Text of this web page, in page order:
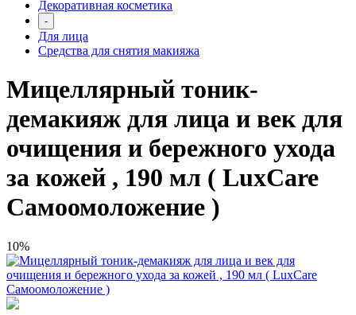
Декоративная косметика
-
Для лица
Средства для снятия макияжа
Мицеллярный тоник-
демакияж для лица и век для
очищения и бережного ухода
за кожей , 190 мл ( LuxCare
Самоомоложение )
10%